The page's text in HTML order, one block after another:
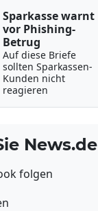
Sparkasse warnt
vor Phishing-
Betrug
Auf diese Briefe
sollten Sparkassen-
Kunden nicht
reagieren
News.de
folgen